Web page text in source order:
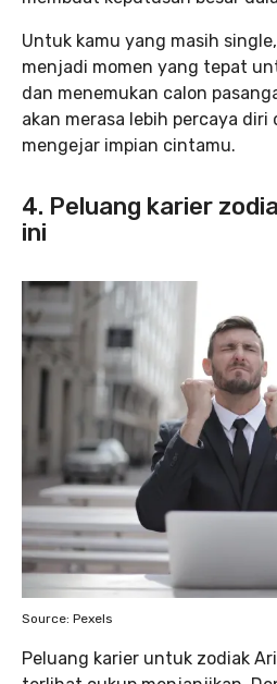
Untuk kamu yang masih
menjadi momen yang tepat
dan menemukan calon
akan merasa lebih percaya
mengejar impian cintamu.
4. Peluang karier
ini
Source: Pexels
Peluang karier untuk zodiak